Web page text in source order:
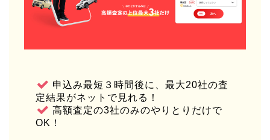
申込み最短３時間後に、最大20社の査
定結果がネットで見れる！
高額査定の3社のみのやりとりだけで
OK！